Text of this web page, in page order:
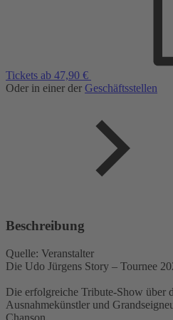
Tickets ab 47,90 €
Oder in einer der Geschäftsstellen
Beschreibung
Quelle: Veranstalter
Die Udo Jürgens Story – Tournee
Die erfolgreiche Tribute-Show über
Ausnahmekünstler und
Chanson.